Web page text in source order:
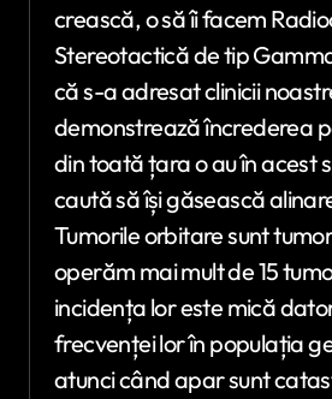
crească, o să îi facem
Stereotactică de tip
că s-a adresat clinicii
demonstrează încrederea
din toată țara o au în acest
caută să își găsească
Tumorile orbitare sunt
operăm mai mult de 15
incidența lor este mică
frecvenței lor în populația
atunci când apar sunt